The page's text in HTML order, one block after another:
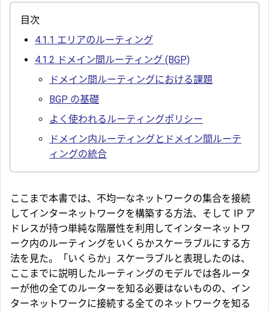
目次
4.1.1 エリアのルーティング
4.1.2 ドメイン間ルーティング (BGP)
ドメイン間ルーティングにおける課題
BGP の基礎
よく使われるルーティングポリシー
ドメイン内ルーティングとドメイン間ルーテ
ィングの統合
ここまで本書では、不均一なネットワークの集合を接続
してインターネットワークを構築する方法、そして IP ア
ドレスが持つ単純な階層性を利用してインターネットワ
ーク内のルーティングをいくらかスケーラブルにする方
法を見た。「いくらか」スケーラブルと表現したのは、
ここまでに説明したルーティングのモデルでは各ルータ
ーが他の全てのルーターを知る必要はないものの、イン
ターネットワークに接続する全てのネットワークを知る